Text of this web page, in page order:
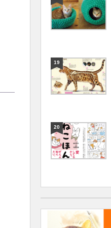
19
20